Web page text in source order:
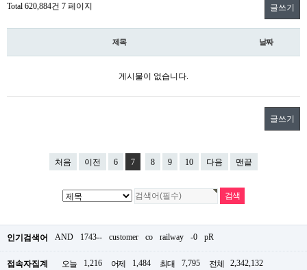
Total 620,884건 7 페이지 글쓰기
제목 날짜
게시물이 없습니다.
글쓰기
처음 이전 6 7 8 9 10 다음 맨끝
인기검색어 AND 1743-- customer co railway -0 pR
접속자집계 오늘 1,216 어제 1,484 최대 7,795 전체 2,342,132